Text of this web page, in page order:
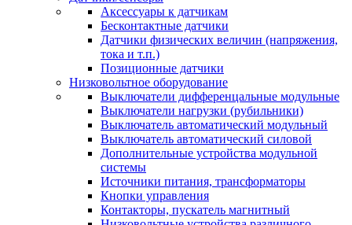
Аксессуары к датчикам
Бесконтактные датчики
Датчики физических величин (напряжения,
тока и т.п.)
Позиционные датчики
Низковольтное оборудование
Выключатели дифференцальные модульные
Выключатели нагрузки (рубильники)
Выключатель автоматический модульный
Выключатель автоматический силовой
Дополнительные устройства модульной
системы
Источники питания, трансформаторы
Кнопки управления
Контакторы, пускатель магнитный